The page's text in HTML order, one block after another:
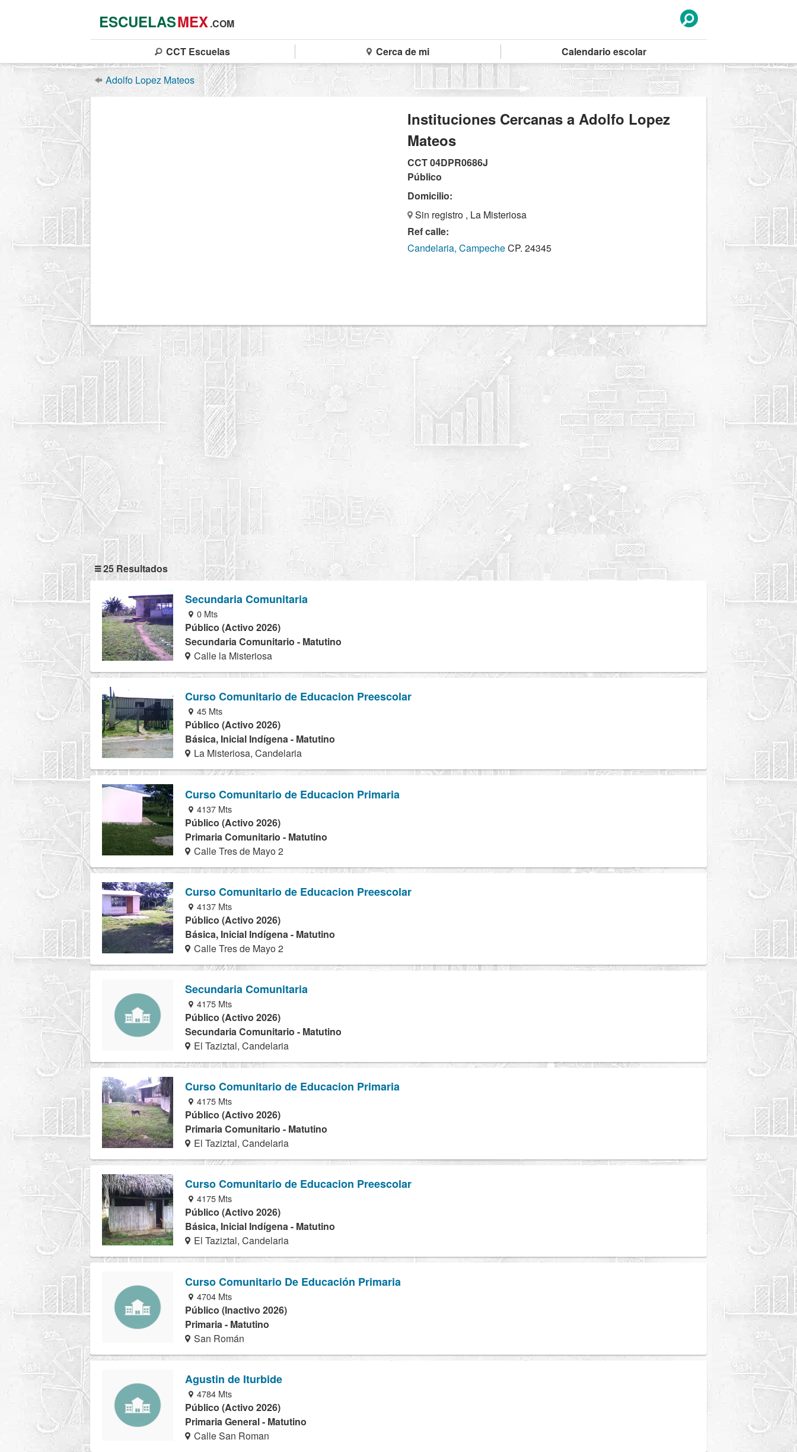
ESCUELASMEX.COM
CCT Escuelas Cerca de mi Calendario escolar
Adolfo Lopez Mateos
Instituciones Cercanas a Adolfo Lopez
Mateos
CCT 04DPR0686J
Público
Domicilio:
Sin registro , La Misteriosa
Ref calle:
Candelaria, CampecheCP. 24345
25 Resultados
Secundaria Comunitaria
0 Mts
Público (Activo 2026)
Secundaria Comunitario - Matutino
Calle la Misteriosa
Curso Comunitario de Educacion Preescolar
45 Mts
Público (Activo 2026)
Básica, Inicial Indígena - Matutino
La Misteriosa, Candelaria
Curso Comunitario de Educacion Primaria
4137 Mts
Público (Activo 2026)
Primaria Comunitario - Matutino
Calle Tres de Mayo 2
Curso Comunitario de Educacion Preescolar
4137 Mts
Público (Activo 2026)
Básica, Inicial Indígena - Matutino
Calle Tres de Mayo 2
Secundaria Comunitaria
4175 Mts
Público (Activo 2026)
Secundaria Comunitario - Matutino
El Taziztal, Candelaria
Curso Comunitario de Educacion Primaria
4175 Mts
Público (Activo 2026)
Primaria Comunitario - Matutino
El Taziztal, Candelaria
Curso Comunitario de Educacion Preescolar
4175 Mts
Público (Activo 2026)
Básica, Inicial Indígena - Matutino
El Taziztal, Candelaria
Curso Comunitario De Educación Primaria
4704 Mts
Público (Inactivo 2026)
Primaria - Matutino
San Román
Agustin de Iturbide
4784 Mts
Público (Activo 2026)
Primaria General - Matutino
Calle San Roman